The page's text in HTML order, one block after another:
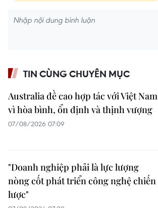
TIN CÙNG CHUYÊN MỤC
Australia đề cao hợp tác với Việt Nam
vì hòa bình, ổn định và thịnh vượng
07/08/2026 07:09
"Doanh nghiệp phải là lực lượng
nòng cốt phát triển công nghệ chiến
lược"